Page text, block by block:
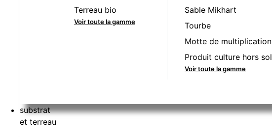
Terreau bio
Voir toute la gamme
Sable Mikhart
Tourbe
Motte de multiplication
Produit culture hors sol
Voir toute la gamme
substrat
et terreau